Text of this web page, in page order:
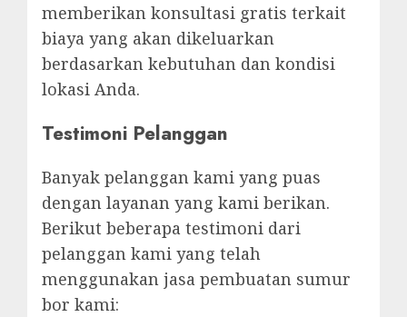
memberikan konsultasi gratis terkait
biaya yang akan dikeluarkan
berdasarkan kebutuhan dan kondisi
lokasi Anda.
Testimoni Pelanggan
Banyak pelanggan kami yang puas
dengan layanan yang kami berikan.
Berikut beberapa testimoni dari
pelanggan kami yang telah
menggunakan jasa pembuatan sumur
bor kami: